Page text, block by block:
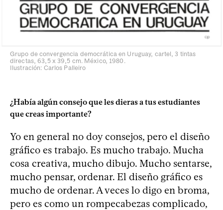
Grupo de convergencia democrática en Uruguay, cartel, 3 tintas
directas, 63,5 x 39,5 cm. México, 1980.
Ilustración: Carlos Palleiro
¿Había algún consejo que les dieras a tus estudiantes
que creas importante?
Yo en general no doy consejos, pero el diseño
gráfico es trabajo. Es mucho trabajo. Mucha
cosa creativa, mucho dibujo. Mucho sentarse,
mucho pensar, ordenar. El diseño gráfico es
mucho de ordenar. A veces lo digo en broma,
pero es como un rompecabezas complicado,